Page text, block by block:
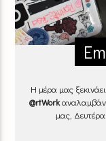
Η μέρα μας
@rtWork
μας,